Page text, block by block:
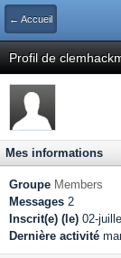
← Accueil
Profil de
Mes informations
Groupe Members
Messages 2
Inscrit(e) (le) 02-
Dernière activité